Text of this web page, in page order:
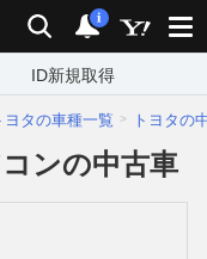
検索 通知
i
ID新規取得
ヨタの車種一覧 トヨタの
ンの中古車